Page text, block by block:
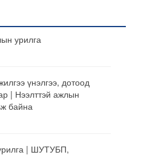
урилга
үнэлгээ, дотоод
| Нээлттэй ажлын
байна
| ШУТУБП,